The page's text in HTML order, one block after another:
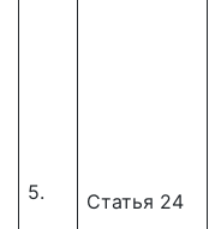
5. Статья 24